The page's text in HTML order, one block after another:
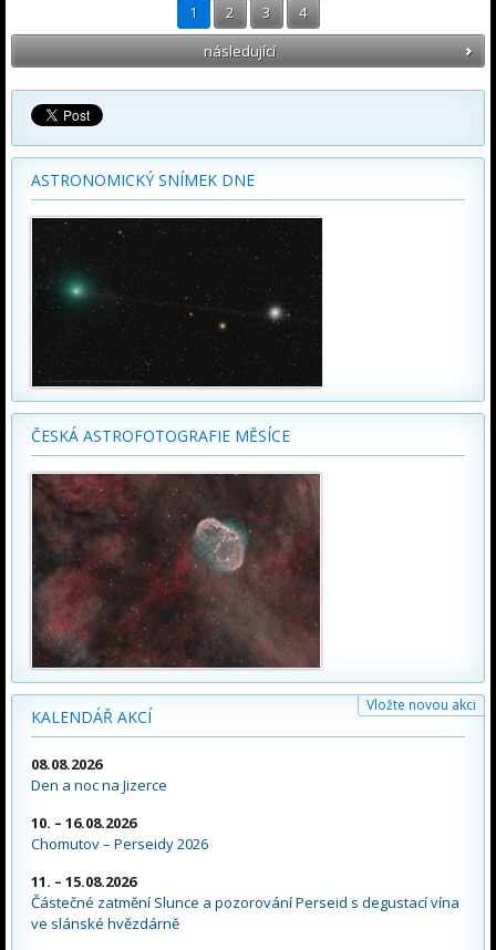
1 2 3
4
následující
ASTRONOMICKÝ SNÍMEK DNE
ČESKÁ ASTROFOTOGRAFIE MĚSÍCE
KALENDÁŘ AKCÍ
Vložte novou akci
08.08.2026
Den a noc na Jizerce
10. – 16.08.2026
Chomutov – Perseidy 2026
11. – 15.08.2026
Částečné zatmění Slunce a pozorování Perseid s degustací vína
ve slánské hvězdárně